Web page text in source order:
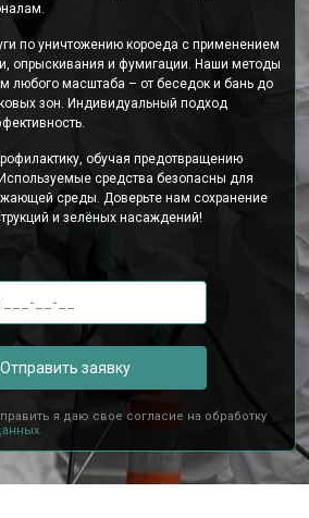
по уничтожению короеда с применением
опрыскивания и фумигации. Наши методы
любого масштаба – от беседок и бань до
зон. Индивидуальный подход
обучая предотвращению
средства безопасны для
среды. Доверьте нам сохранение
и зелёных насаждений!
Отправить заявку
я даю свое согласие на обработку